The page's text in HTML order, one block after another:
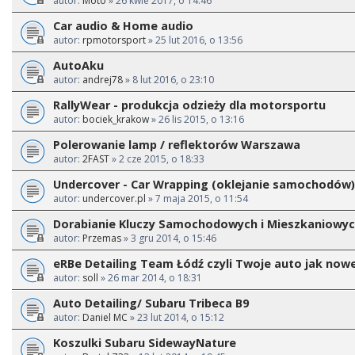
Car audio & Home audio
autor: rpmotorsport» 25 lut 2016, o 13:56
AutoAku
autor: andrej78» 8 lut 2016, o 23:10
RallyWear - produkcja odzieży dla motorsportu
autor: bociek_krakow» 26 lis 2015, o 13:16
Polerowanie lamp / reflektorów Warszawa
autor: 2FAST» 2 cze 2015, o 18:33
Undercover - Car Wrapping (oklejanie samochodów)
autor: undercover.pl » 7 maja 2015, o 11:54
Dorabianie Kluczy Samochodowych i
autor: Przemas» 3 gru 2014, o 15:46
eRBe Detailing Team Łódź czyli Twoje auto jak
autor: soll » 26 mar 2014, o 18:31
Auto Detailing/ Subaru Tribeca B9
autor: Daniel MC » 23 lut 2014, o 15:12
Koszulki Subaru SidewayNature